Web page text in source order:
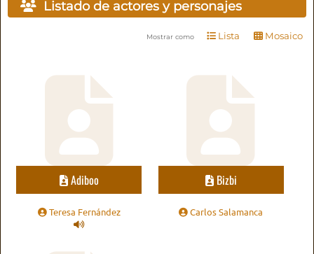
Listado de actores y personajes
Mostrar como Lista Mosaico
Adiboo
Teresa Fernández
Bizbi
Carlos Salamanca